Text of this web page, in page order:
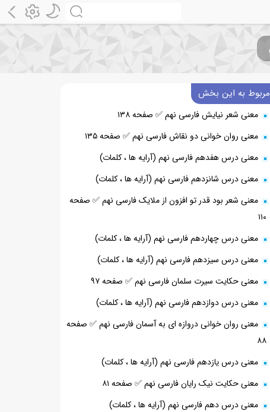
مربوط به این بخش
معنی شعر نیایش فارسی نهم ✅ صفحه ۱۳۸
معنی روان خوانی دو نقاش فارسی نهم ✅ صفحه ۱۳۵
معنی درس هفدهم فارسی نهم (آرایه ها ، کلمات)
معنی درس شانزدهم فارسی نهم (آرایه ها ، کلمات)
معنی شعر بود قدر تو افزون از ملایک فارسی نهم ✅ صفحه
۱۱۰
معنی درس چهاردهم فارسی نهم (آرایه ها ، کلمات)
معنی درس سیزدهم فارسی نهم (آرایه ها ، کلمات)
معنی حکایت سیرت سلمان فارسی نهم ✅ صفحه ۹۷
معنی درس دوازدهم فارسی نهم (آرایه ها ، کلمات)
معنی روان خوانی دروازه ای به آسمان فارسی نهم ✅ صفحه
۸۸
معنی درس یازدهم فارسی نهم (آرایه ها ، کلمات)
معنی حکایت نیک رایان فارسی نهم ✅ صفحه ۸۱
معنی درس دهم فارسی نهم (آرایه ها ، کلمات)